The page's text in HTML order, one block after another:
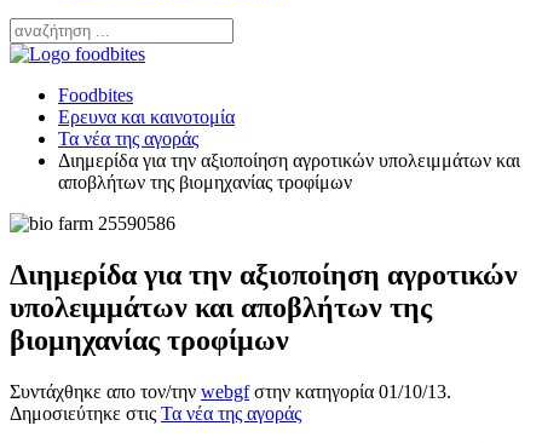
Foodbites
Ερευνα και καινοτομία
Τα νέα της αγοράς
Διημερίδα για την αξιοποίηση αγροτικών υπολειμμάτων και
αποβλήτων της βιομηχανίας τροφίμων
Διημερίδα για την αξιοποίηση αγροτικών
υπολειμμάτων και αποβλήτων της
βιομηχανίας τροφίμων
Συντάχθηκε απο τον/την webgfστην κατηγορία 01/10/13.
Δημοσιεύτηκε στις Τα νέα της αγοράς